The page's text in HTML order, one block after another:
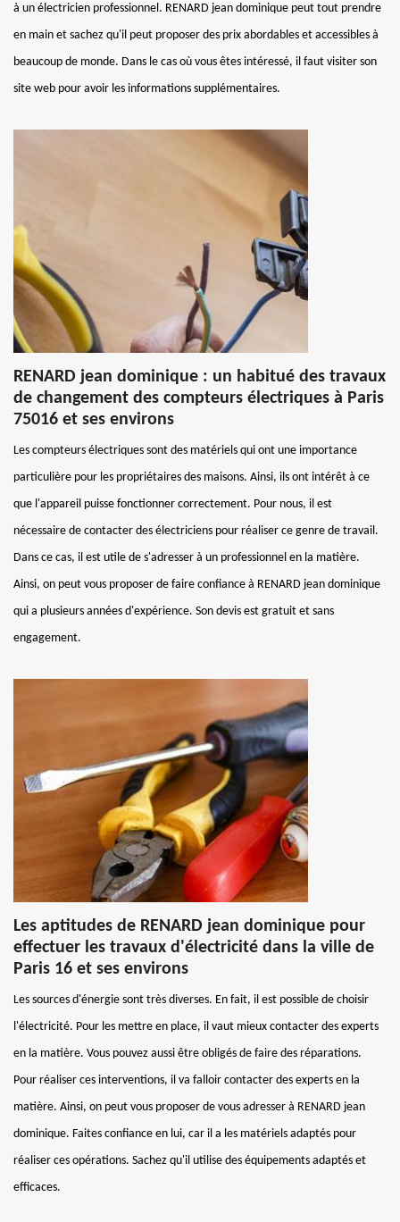
à un électricien professionnel. RENARD jean dominique peut tout prendre
en main et sachez qu'il peut proposer des prix abordables et accessibles à
beaucoup de monde. Dans le cas où vous êtes intéressé, il faut visiter son
site web pour avoir les informations supplémentaires.
RENARD jean dominique : un habitué des travaux
de changement des compteurs électriques à Paris
75016 et ses environs
Les compteurs électriques sont des matériels qui ont une importance
particulière pour les propriétaires des maisons. Ainsi, ils ont intérêt à ce
que l'appareil puisse fonctionner correctement. Pour nous, il est
nécessaire de contacter des électriciens pour réaliser ce genre de travail.
Dans ce cas, il est utile de s'adresser à un professionnel en la matière.
Ainsi, on peut vous proposer de faire confiance à RENARD jean dominique
qui a plusieurs années d'expérience. Son devis est gratuit et sans
engagement.
Les aptitudes de RENARD jean dominique pour
effectuer les travaux d'électricité dans la ville de
Paris 16 et ses environs
Les sources d'énergie sont très diverses. En fait, il est possible de choisir
l'électricité. Pour les mettre en place, il vaut mieux contacter des experts
en la matière. Vous pouvez aussi être obligés de faire des réparations.
Pour réaliser ces interventions, il va falloir contacter des experts en la
matière. Ainsi, on peut vous proposer de vous adresser à RENARD jean
dominique. Faites confiance en lui, car il a les matériels adaptés pour
réaliser ces opérations. Sachez qu'il utilise des équipements adaptés et
efficaces.